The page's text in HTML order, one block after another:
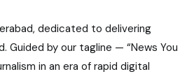
dedicated to delivering
by our tagline — “News You
in an era of rapid digital